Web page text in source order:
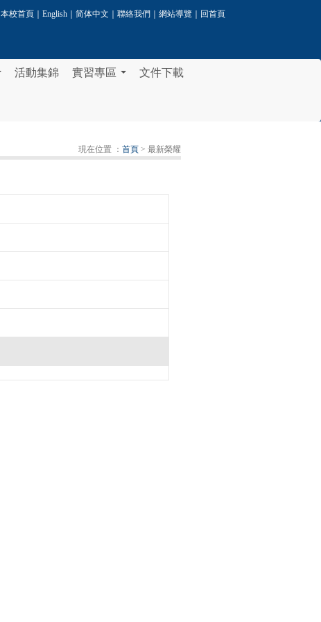
本校首頁 ｜English ｜简体中文 ｜聯絡我們 ｜網站導覽 回首頁
活動集錦 實習專區 文件下載
現在位置 ： 首頁 > 最新榮耀